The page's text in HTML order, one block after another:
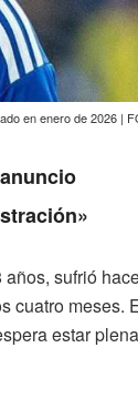
en enero de 2026 |
sufrió
cuatro meses.
estar